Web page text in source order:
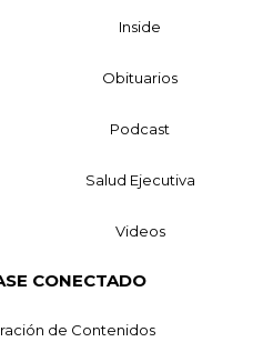
Inside
Obituarios
Podcast
Salud Ejecutiva
Videos
CONECTADO
de Contenidos